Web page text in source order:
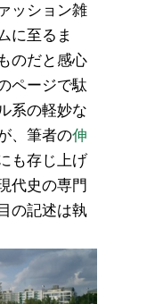
ッション雑
に至るま
のだと感心
ページで駄
系の軽妙な
、筆者の伸
も存じ上げ
代史の専門
の記述は執